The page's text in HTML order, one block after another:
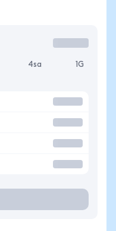
4sa 1G